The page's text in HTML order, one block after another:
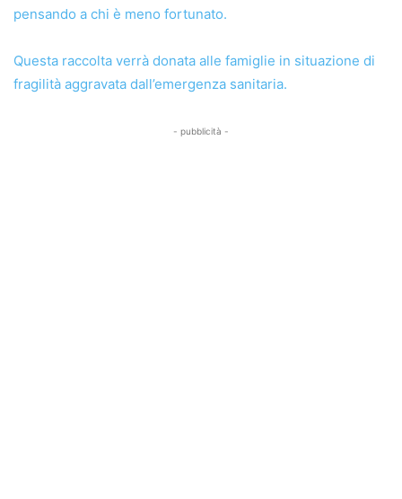
pensando a chi è meno fortunato.
Questa raccolta verrà donata alle famiglie in situazione di
fragilità aggravata dall’emergenza sanitaria.
- pubblicità -